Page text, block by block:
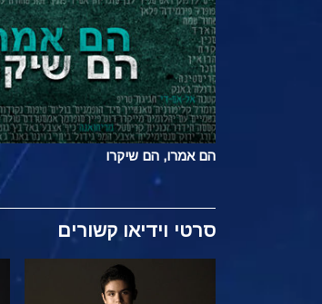
הם אמרו, הם שיקרו
סרטי וידיאו קשורים